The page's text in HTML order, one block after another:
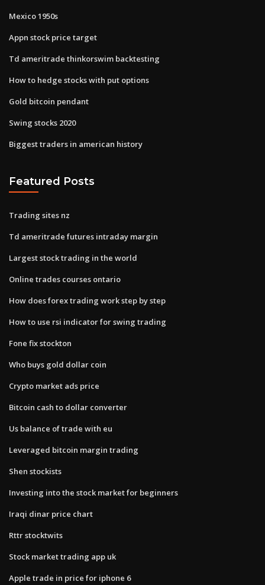
Mexico 1950s
Appn stock price target
Td ameritrade thinkorswim backtesting
How to hedge stocks with put options
Gold bitcoin pendant
Swing stocks 2020
Biggest traders in american history
Featured Posts
Trading sites nz
Td ameritrade futures intraday margin
Largest stock trading in the world
Online trades courses ontario
How does forex trading work step by step
How to use rsi indicator for swing trading
Fone fix stockton
Who buys gold dollar coin
Crypto market ads price
Bitcoin cash to dollar converter
Us balance of trade with eu
Leveraged bitcoin margin trading
Shen stockists
Investing into the stock market for beginners
Iraqi dinar price chart
Rttr stocktwits
Stock market trading app uk
Apple trade in price for iphone 6